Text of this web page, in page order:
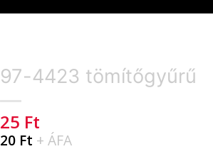
97-4423 tömítőgyűrű
25 Ft
20 Ft + ÁFA